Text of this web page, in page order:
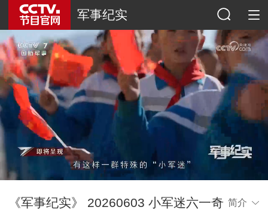
军事纪实
《军事纪实》 20260603 小军迷六一奇 简介